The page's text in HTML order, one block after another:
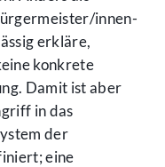
innen-
erkläre,
konkrete
Damit ist aber
in das
der
eine